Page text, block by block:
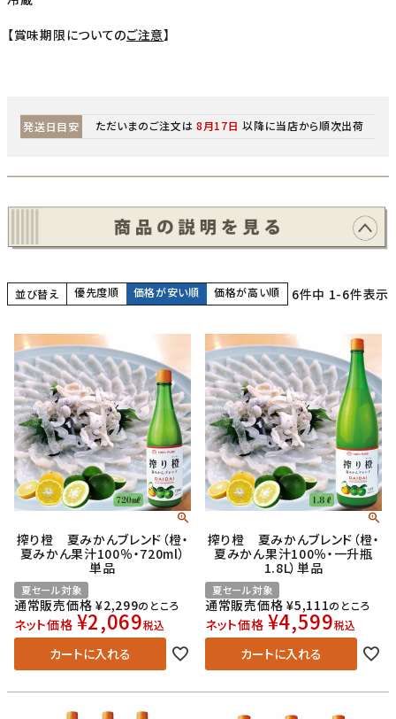
【賞味期限についてのご注意】
発送日目安 ただいまのご注文は 8月17日 以降に当店から順次出荷
並び替え 優先度順 価格が安い順 価格が高い順 6件中 1-6件表示
搾り橙 夏みかんブレンド（橙・
夏みかん果汁100％・720ml）
単品
夏セール対象
通常販売価格 ¥2,299のところ
ネット価格 ¥2,069税込
カートに入れる
搾り橙 夏みかんブレンド（橙・
夏みかん果汁100％・一升瓶
1.8L）単品
夏セール対象
通常販売価格 ¥5,111のところ
ネット価格 ¥4,599税込
カートに入れる